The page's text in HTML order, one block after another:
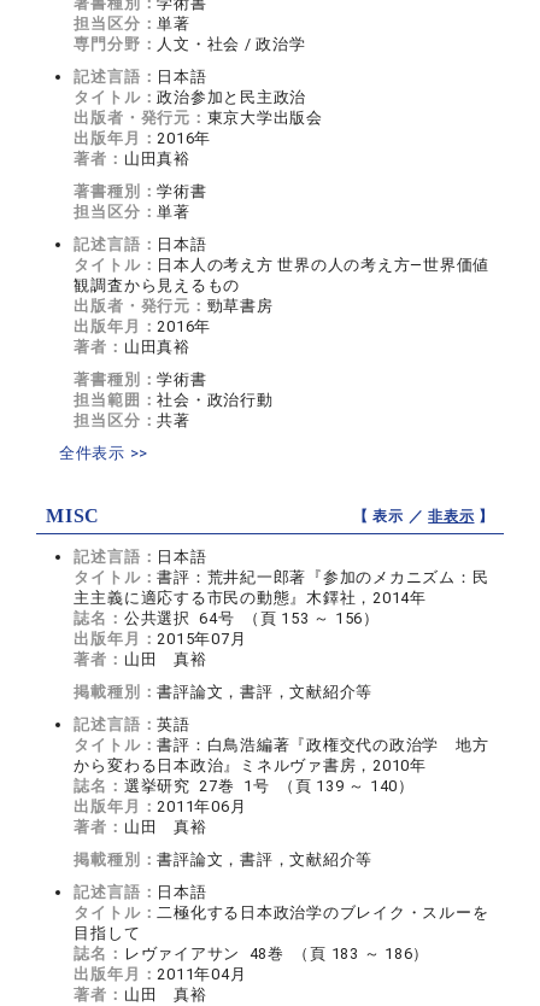
担当区分：単著
専門分野： 人文・社会 / 政治学
記述言語： 日本語
タイトル：政治参加と民主政治
出版者・発行元： 東京大学出版会
出版年月：2016年
著者： 山田真裕
著書種別：学術書
担当区分：単著
記述言語： 日本語
タイトル： 日本人の考え方 世界の人の考え方―世界価値
観調査から見えるもの
出版者・発行元： 勁草書房
出版年月：2016年
著者： 山田真裕
著書種別：学術書
担当範囲：社会・政治行動
担当区分：共著
全件表示 >>
MISC 【 表示 ／非表示 】
記述言語： 日本語
タイトル：書評：荒井紀一郎著『参加のメカニズム：民
主主義に適応する市民の動態』木鐸社，2014年
誌名： 公共選択 64号 （頁 153 ～ 156）
出版年月：2015年07月
著者： 山田 真裕
掲載種別：書評論文，書評，文献紹介等
記述言語：英語
タイトル：書評：白鳥浩編著『政権交代の政治学 地方
から変わる日本政治』ミネルヴァ書房，2010年
誌名： 選挙研究 27巻 1号 （頁 139 ～ 140）
出版年月：2011年06月
著者： 山田 真裕
掲載種別：書評論文，書評，文献紹介等
記述言語： 日本語
タイトル：二極化する日本政治学のブレイク・スルーを
目指して
誌名： レヴァイアサン 48巻 （頁 183 ～ 186）
出版年月：2011年04月
著者： 山田 真裕